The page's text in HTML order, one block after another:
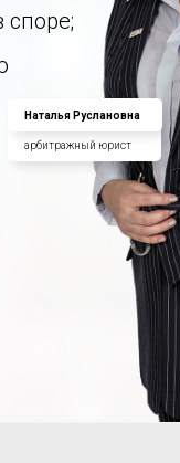
Наталья Руслановна
арбитражный юрист
споре;